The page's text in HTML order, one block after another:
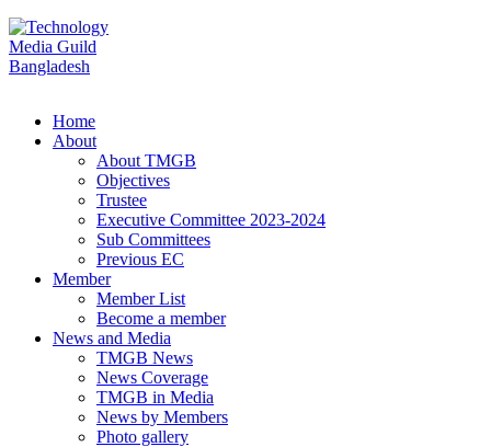
Home
About
About TMGB
Objectives
Trustee
Executive Committee 2023-2024
Sub Committees
Previous EC
Member
Member List
Become a member
News and Media
TMGB News
News Coverage
TMGB in Media
News by Members
Photo gallery